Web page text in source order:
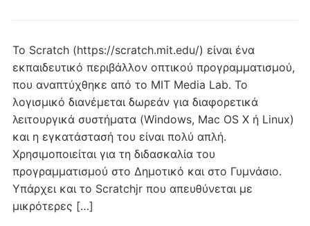
Το Scratch (https://scratch.mit.edu/) είναι ένα
εκπαιδευτικό περιβάλλον οπτικού προγραμματισμού,
που αναπτύχθηκε από το MIT Media Lab. Το
λογισμικό διανέμεται δωρεάν για διαφορετικά
λειτουργικά συστήματα (Windows, Mac OS X ή Linux)
και η εγκατάστασή του είναι πολύ απλή.
Χρησιμοποιείται για τη διδασκαλία του
προγραμματισμού στο Δημοτικό και στο Γυμνάσιο.
Υπάρχει και το Scratchjr που απευθύνεται με
μικρότερες […]